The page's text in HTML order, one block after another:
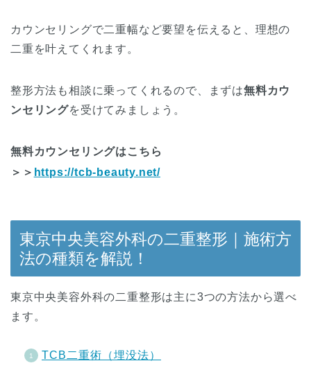
カウンセリングで二重幅など要望を伝えると、理想の
二重を叶えてくれます。
整形方法も相談に乗ってくれるので、まずは無料カウ
ンセリングを受けてみましょう。
無料カウンセリングはこちら
＞＞ https://tcb-beauty.net/
東京中央美容外科の二重整形｜施術方
法の種類を解説！
東京中央美容外科の二重整形は主に3つの方法から選べ
ます。
TCB二重術（埋没法）